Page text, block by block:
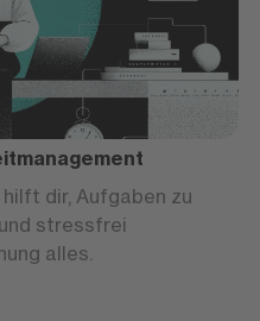
dir, Aufgaben zu
stressfrei
alles.